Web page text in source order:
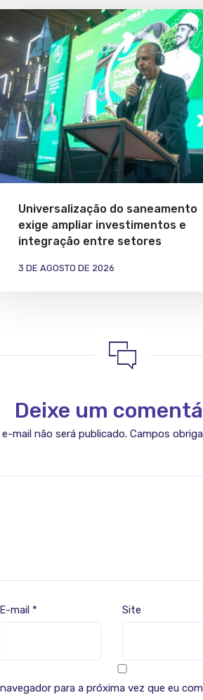
Universalização do saneamento
exige ampliar investimentos e
integração entre setores
3 DE AGOSTO DE 2026
Deixe um
mail não será publicado. Campos
E-mail * Site
para a próxima vez que eu